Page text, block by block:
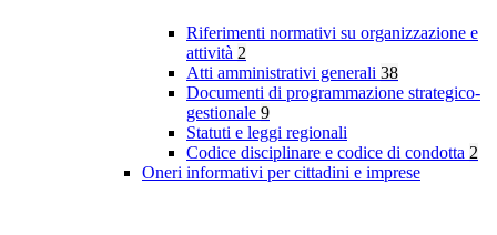
Riferimenti normativi su organizzazione e
attività 2
Atti amministrativi generali 38
Documenti di programmazione strategico-
gestionale 9
Statuti e leggi regionali
Codice disciplinare e codice di condotta 2
Oneri informativi per cittadini e imprese